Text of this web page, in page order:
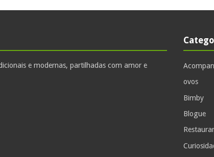
e modernas, partilhadas com amor e
ovos
Bimby
Blogue